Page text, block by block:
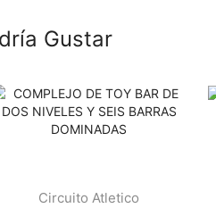
Gustar
Circuito Atletico